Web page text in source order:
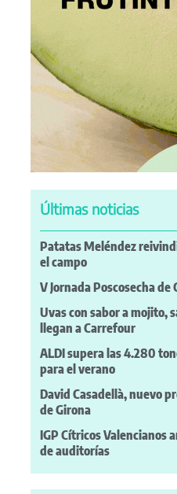
Últimas noticias
Patatas Meléndez
el campo
V Jornada Poscosecha de
Uvas con sabor a mojito,
llegan a Carrefour
ALDI supera las 4.280
para el verano
David Casadellà, nuevo
de Girona
IGP Cítricos Valencianos
de auditorías